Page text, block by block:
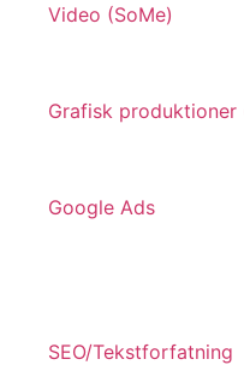
Video (SoMe)
Grafisk
Google Ads
SEO/Tekstforfatning